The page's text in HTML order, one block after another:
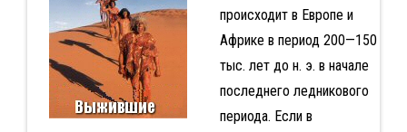
происходит в Европе и
Африке в период 200—150
тыс. лет до н. э. в начале
последнего ледникового
периода. Если в